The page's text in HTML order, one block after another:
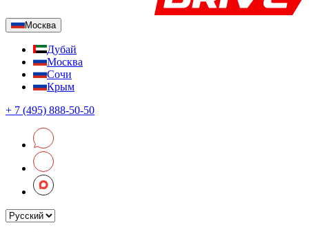
Москва
Дубай
Москва
Сочи
Крым
+ 7 (495) 888-50-50